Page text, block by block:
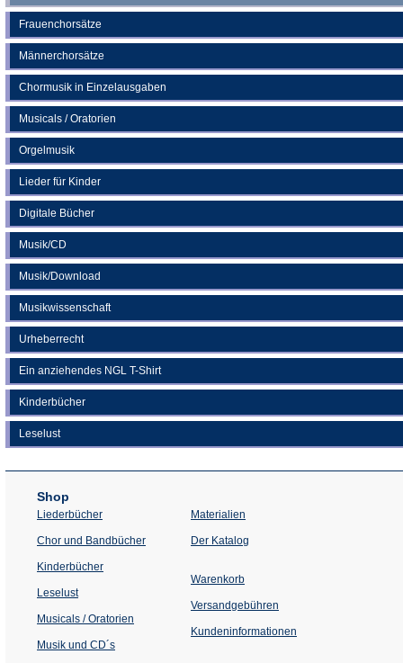
Frauenchorsätze
Männerchorsätze
Chormusik in Einzelausgaben
Musicals / Oratorien
Orgelmusik
Lieder für Kinder
Digitale Bücher
Musik/CD
Musik/Download
Musikwissenschaft
Urheberrecht
Ein anziehendes NGL T-Shirt
Kinderbücher
Leselust
Shop
Liederbücher
Chor und Bandbücher
Kinderbücher
Leselust
Musicals / Oratorien
Musik und CD´s
Materialien
Der Katalog
Warenkorb
Versandgebühren
Kundeninformationen